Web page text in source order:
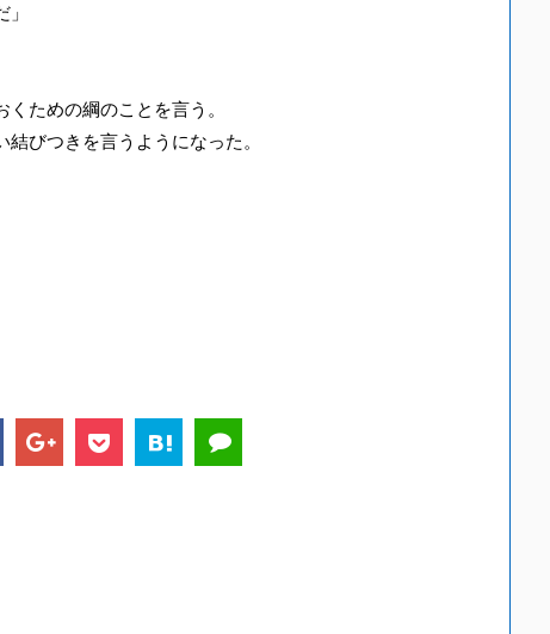
ための綱のことを言う。
びつきを言うようになった。